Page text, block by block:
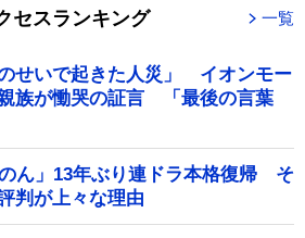
セスランキング 一覧
のせいで起きた人災」 イオンモー
族が慟哭の証言 「最後の言葉
ん」13年ぶり連ドラ本格復帰 そ
判が上々な理由